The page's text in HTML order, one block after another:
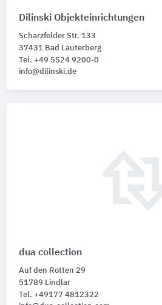
Dilinski Objekteinrichtungen
Scharzfelder Str. 133
37431 Bad Lauterberg
Tel. +49 5524 9200-0
info@dilinski.de
dua collection
Auf den Rotten 29
51789 Lindlar
Tel. +49177 4812322